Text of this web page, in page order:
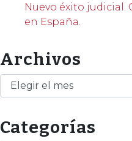
Nuevo éxito judicial.
en España.
Archivos
Archivos
Categorías